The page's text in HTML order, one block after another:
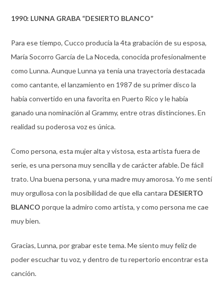
1990: LUNNA GRABA “DESIERTO BLANCO”
Para ese tiempo, Cucco producía la 4ta grabación de su esposa,
María Socorro García de La Noceda, conocida profesionalmente
como Lunna. Aunque Lunna ya tenía una trayectoria destacada
como cantante, el lanzamiento en 1987 de su primer disco la
había convertido en una favorita en Puerto Rico y le había
ganado una nominación al Grammy, entre otras distinciones. En
realidad su poderosa voz es única.
Como persona, esta mujer alta y vistosa, esta artista fuera de
serie, es una persona muy sencilla y de carácter afable. De fácil
trato. Una buena persona, y una madre muy amorosa. Yo me sentí
muy orgullosa con la posibilidad de que ella cantara DESIERTO
BLANCO porque la admiro como artista, y como persona me cae
muy bien.
Gracias, Lunna, por grabar este tema. Me siento muy feliz de
poder escuchar tu voz, y dentro de tu repertorio encontrar esta
canción.